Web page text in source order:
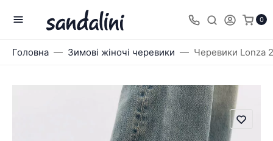
0
Головна Зимові жіночі черевики Черевики Lonza